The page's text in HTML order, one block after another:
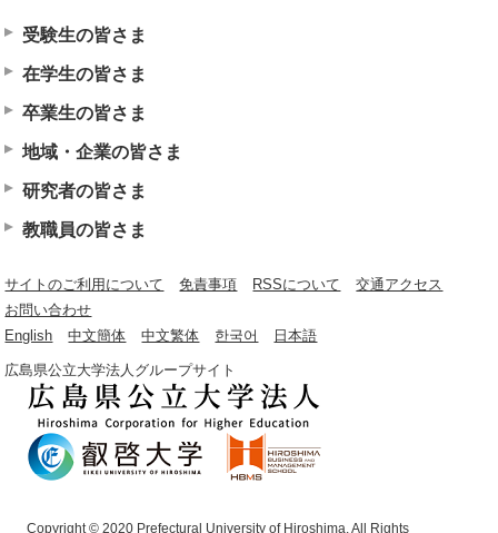
受験生の皆さま
在学生の皆さま
卒業生の皆さま
地域・企業の皆さま
研究者の皆さま
教職員の皆さま
サイトのご利用について 免責事項 RSSについて
交通アクセス
お問い合わせ
English
中文簡体 中文繁体 한국어 日本語
広島県公立大学法人グループサイト
Copyright © 2020 Prefectural University of Hiroshima. All Rights